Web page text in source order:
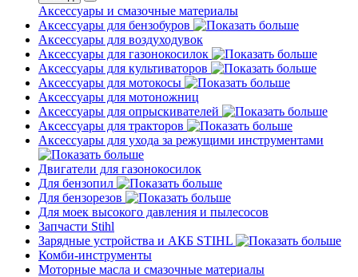
Аксессуары и смазочные материалы
Аксессуары для бензобуров
Аксессуары для воздуходувок
Аксессуары для газонокосилок
Аксессуары для культиваторов
Аксессуары для мотокосы
Аксессуары для мотоножниц
Аксессуары для опрыскивателей
Аксессуары для тракторов
Аксессуары для ухода за режущими инструментами
Двигатели для газонокосилок
Для бензопил
Для бензорезов
Для моек высокого давления и пылесосов
Запчасти Stihl
Зарядные устройства и АКБ STIHL
Комби-инструменты
Моторные масла и смазочные материалы